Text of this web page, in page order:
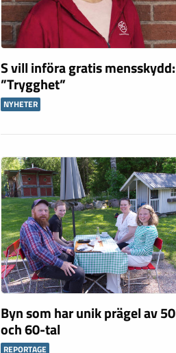
S vill införa gratis mensskydd:
”Trygghet”
NYHETER
Byn som har unik prägel av 50
och 60-tal
REPORTAGE